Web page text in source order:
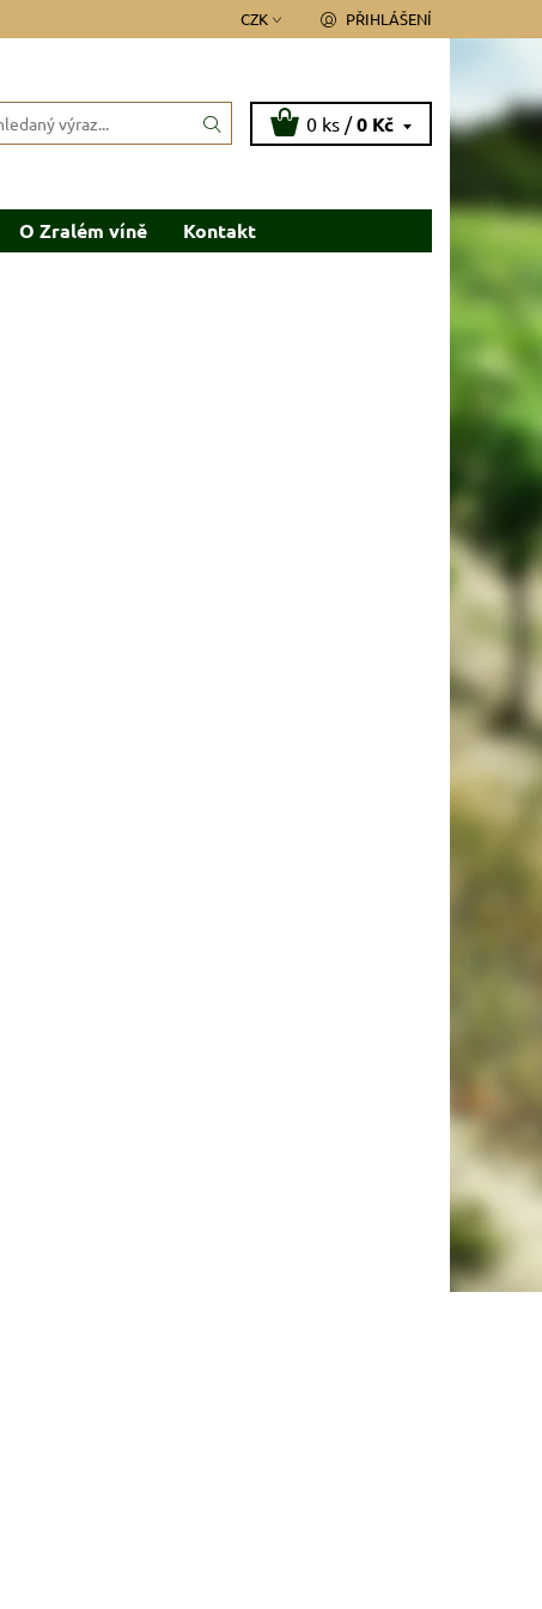
CZK PŘIHLÁŠENÍ
0 ks /0 Kč
O Zralém víně Kontakt